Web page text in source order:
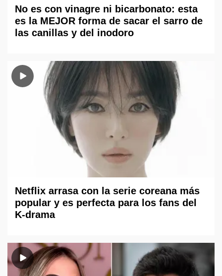
No es con vinagre ni bicarbonato: esta
es la MEJOR forma de sacar el sarro de
las canillas y del inodoro
Netflix arrasa con la serie coreana más
popular y es perfecta para los fans del
K-drama